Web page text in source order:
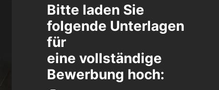
Bitte laden Sie
folgende Unterlagen
für
eine vollständige
Bewerbung hoch: